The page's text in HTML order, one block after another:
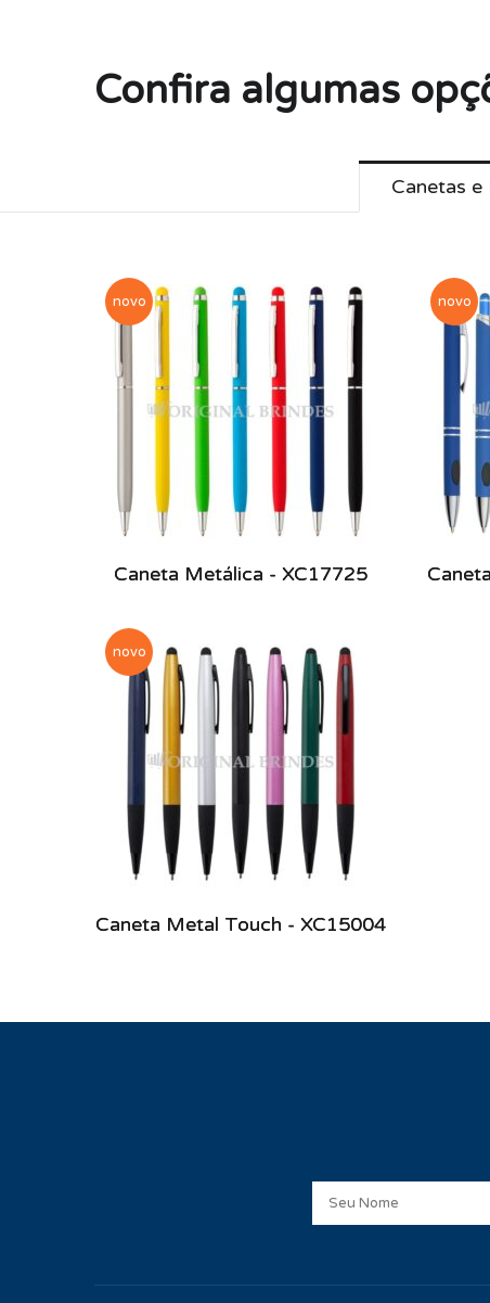
Confira algumas
Canetas e
novo
Caneta Metálica - XC17725
novo
novo
Caneta Metal Touch - XC15004